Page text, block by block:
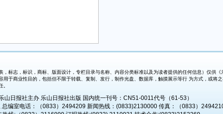
志，标识，商标、版面设计，专栏目录与名称、内容分类标准以及为读者提供的任何信息）仅供《
于商业性目的，包括但不限于转载、复制、发行，制作光盘、数据库，触摸展示等行 为方式，或将
。
山日报社主办 乐山日报社出版 国内统一刊号：CN51-0011代号（61-53）
总编室电话：（0833）2494209 新闻热线：(0833)2130000 传真：（0833）